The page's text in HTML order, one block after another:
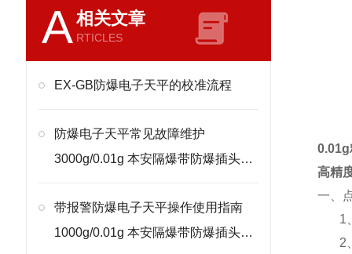
A相关文章
RTICLES
EX-GB防爆电子天平的校准流程
防爆电子天平常见故障维护
3000g/0.01g 本安隔爆带防爆插头处
带报警防爆电子天平操作使用指南
1000g/0.01g 本安隔爆带防爆插头校
0.01g
高精
一、
1
2